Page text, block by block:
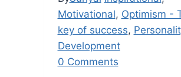
Motivational, Optimism -
key of success,
Development
0 Comments